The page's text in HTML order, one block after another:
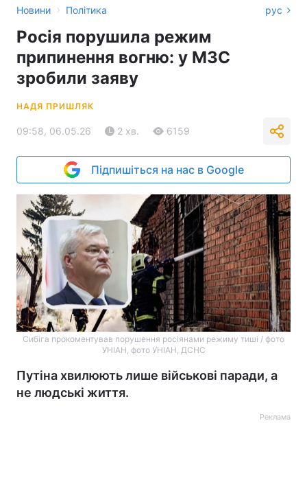
Новини › Політика рус
Росія порушила режим
припинення вогню: у МЗС
зробили заяву
НАДЯ ПРИШЛЯК
09:58, 06.05.26 2 хв. 6159
Підпишіться на нас в Google
Сибіга прокоментував порушення росіянами режиму тиші / фото
УНІАН, фото УНІАН, ДСНС
Путіна хвилюють лише військові паради, а
не людські життя.
Реклама